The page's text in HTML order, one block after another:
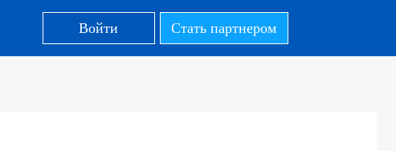
Войти Стать партнером